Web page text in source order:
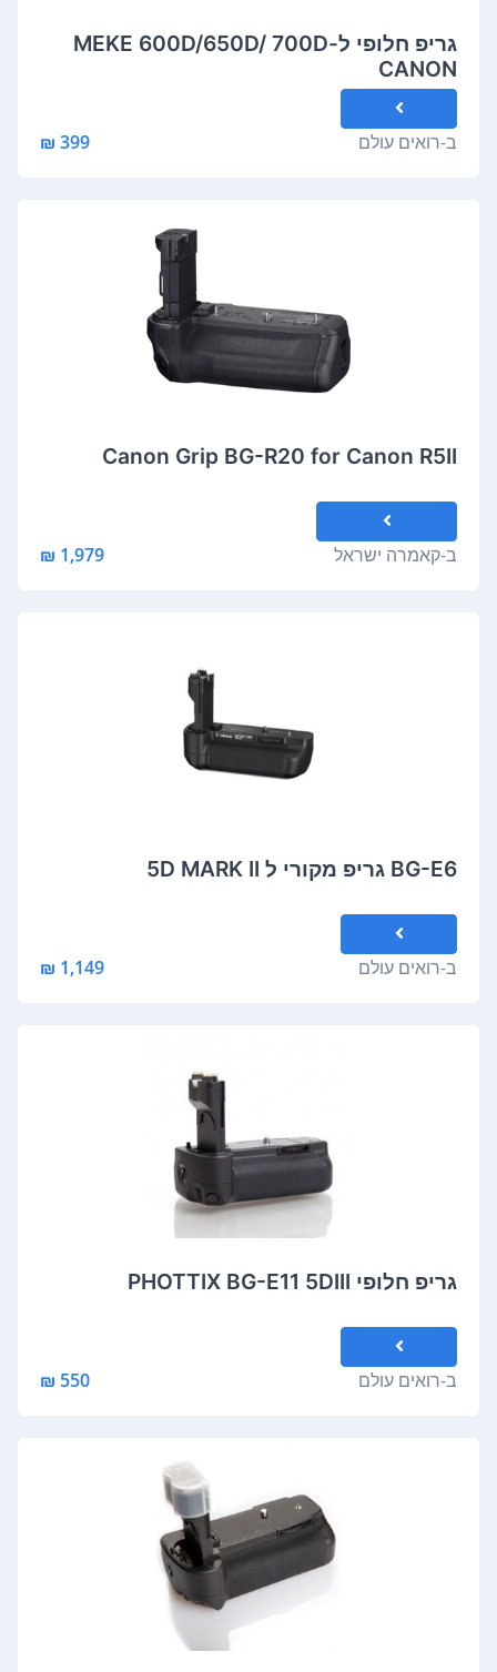
גריפ חלופי ל-MEKE 600D/650D/ 700D
CANON
ב-רואים עולם 399 ₪
Canon Grip BG-R20 for Canon R5II
ב-קאמרה ישראל 1,979 ₪
BG-E6 גריפ מקורי ל 5D MARK II
ב-רואים עולם 1,149 ₪
גריפ חלופי PHOTTIX BG-E11 5DIII
ב-רואים עולם 550 ₪